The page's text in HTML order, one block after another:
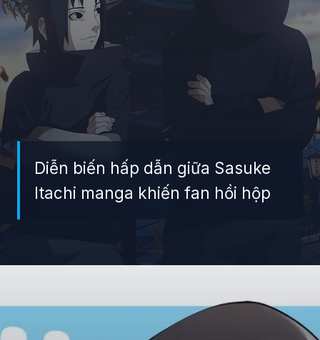
Diễn biến hấp dẫn giữa Sasuke
Itachi manga khiến fan hồi hộp